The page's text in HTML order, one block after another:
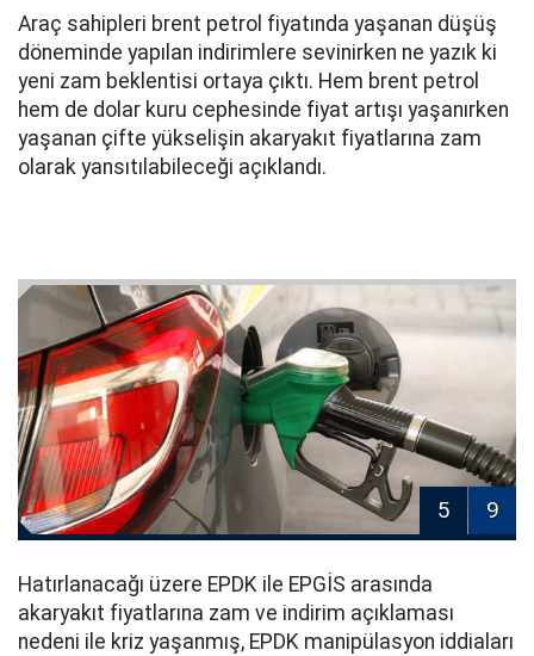
Araç sahipleri brent petrol fiyatında yaşanan düşüş
döneminde yapılan indirimlere sevinirken ne yazık ki
yeni zam beklentisi ortaya çıktı. Hem brent petrol
hem de dolar kuru cephesinde fiyat artışı yaşanırken
yaşanan çifte yükselişin akaryakıt fiyatlarına zam
olarak yansıtılabileceği açıklandı.
5 9
Hatırlanacağı üzere EPDK ile EPGİS arasında
akaryakıt fiyatlarına zam ve indirim açıklaması
nedeni ile kriz yaşanmış, EPDK manipülasyon iddiaları